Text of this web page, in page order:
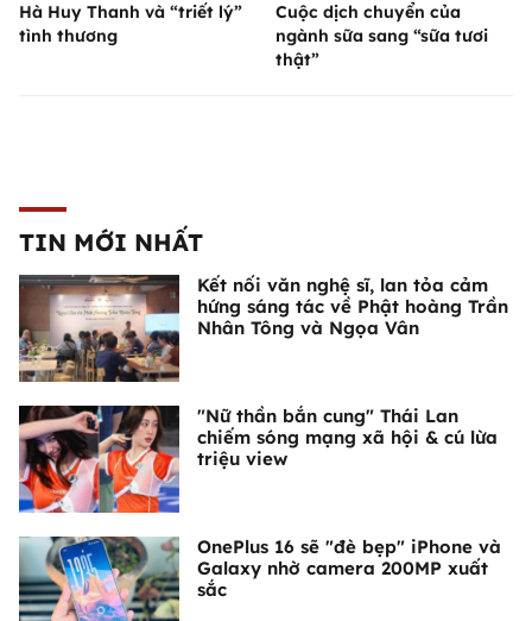
Hà Huy Thanh và “triết lý”
tình thương
Cuộc dịch chuyển của
ngành sữa sang “sữa tươi
thật”
TIN MỚI NHẤT
Kết nối văn nghệ sĩ, lan tỏa cảm
hứng sáng tác về Phật hoàng Trần
Nhân Tông và Ngọa Vân
"Nữ thần bắn cung" Thái Lan
chiếm sóng mạng xã hội & cú lừa
triệu view
OnePlus 16 sẽ "đè bẹp" iPhone và
Galaxy nhờ camera 200MP xuất
sắc